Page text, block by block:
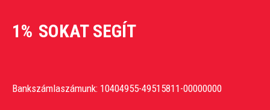
1% SOKAT SEGÍT
Bankszámlaszámunk: 10404955-49515811-00000000